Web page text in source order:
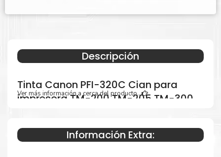
Descripción
Tinta Canon PFI-320C Cian para
impresora TM-200 TM-205 TM-300
Ver más información a cerca del producto...
Información Extra: